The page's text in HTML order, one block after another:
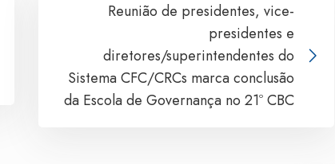
Reunião de presidentes, vice-
presidentes e
diretores/superintendentes do
Sistema CFC/CRCs marca conclusão
da Escola de Governança no 21º CBC